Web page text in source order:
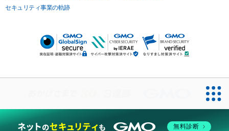
セキュリティ事業の軌跡
無料診断